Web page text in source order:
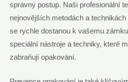
správný postup. Naši profesionální
nejnovějších metodách a
se rychle dostanou k vašemu
speciální nástroje a techniky, které
zabraňují opakování.